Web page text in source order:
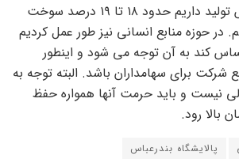
وی افزود: ما در بخش تولید داریم حدود ۱۸ تا ۱۹ درصد سوخت
در حوزه منابع انسانی نیز طور عمل کردیم
کند به آن توجه می شود و اینطور
شرکت برای سهامداران باشد. البته توجه به
نیست و باید حرمت آنها همواره حفظ
بالا رود.
پالایشگاه بندرعباس